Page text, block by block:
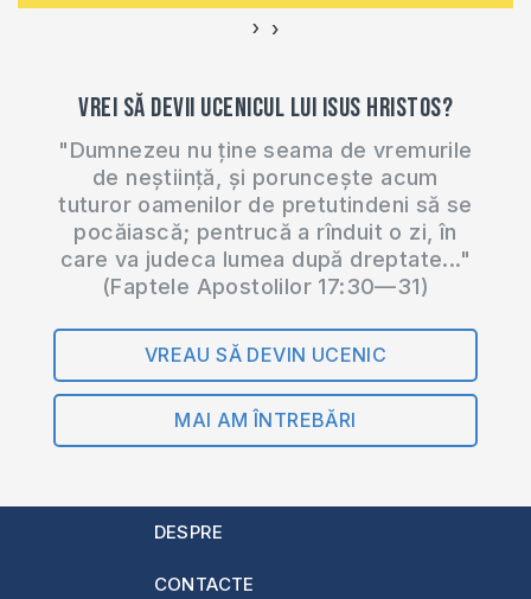
‹ ›
Vrei să devii ucenicul lui Isus Hristos?
"Dumnezeu nu ține seama de vremurile
de neștiință, și poruncește acum
tuturor oamenilor de pretutindeni să se
pocăiască; pentrucă a rînduit o zi, în
care va judeca lumea după dreptate..."
(Faptele Apostolilor 17:30—31)
VREAU SĂ DEVIN UCENIC
MAI AM ÎNTREBĂRI
DESPRE
CONTACTE